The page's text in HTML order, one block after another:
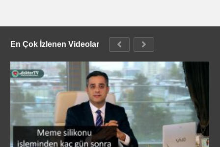
En Çok İzlenen Videolar